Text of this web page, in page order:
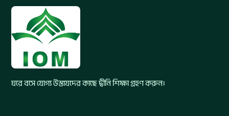
ঘরে বসে যোগ্য উস্তাযদের কাছে দ্বীনি শিক্ষা গ্রহণ করুন।